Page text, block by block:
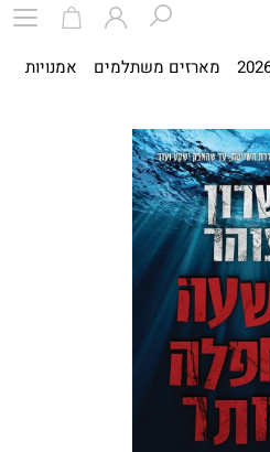
מארזים משתלמים אמנויות